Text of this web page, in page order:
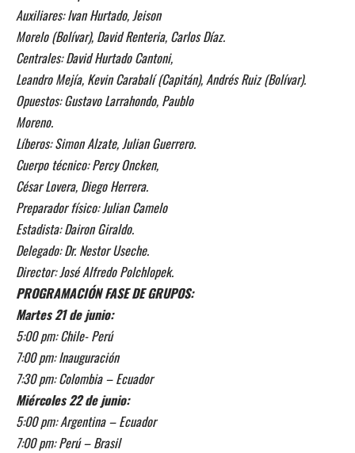
Auxiliares: Ivan Hurtado, Jeison
Morelo (Bolívar), David Renteria, Carlos Díaz.
Centrales: David Hurtado Cantoni,
Leandro Mejía, Kevin Carabalí (Capitán), Andrés Ruiz (Bolívar).
Opuestos: Gustavo Larrahondo, Paublo
Moreno.
Líberos: Simon Alzate, Julian Guerrero.
Cuerpo técnico: Percy Oncken,
César Lovera, Diego Herrera.
Preparador físico: Julian Camelo
Estadista: Dairon Giraldo.
Delegado: Dr. Nestor Useche.
Director: José Alfredo Polchlopek.
PROGRAMACIÓN FASE DE GRUPOS:
Martes 21 de junio:
5:00 pm: Chile- Perú
7:00 pm: Inauguración
7:30 pm: Colombia – Ecuador
Miércoles 22 de junio:
5:00 pm: Argentina – Ecuador
7:00 pm: Perú – Brasil